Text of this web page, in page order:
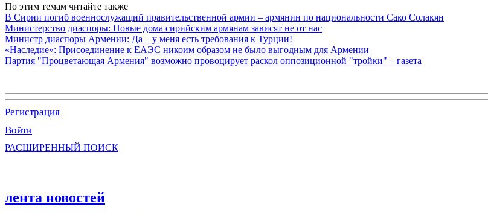
По этим темам читайте также
В Сирии погиб военнослужащий правительственной армии – армянин по национальности Сако Солакян
Министерство диаспоры: Новые дома сирийским армянам зависят не от нас
Министр диаспоры Армении: Да – у меня есть требования к Турции!
«Наследие»: Присоединение к ЕАЭС никоим образом не было выгодным для Армении
Партия "Процветающая Армения" возможно провоцирует раскол оппозиционной "тройки" – газета
Регистрация
Войти
РАСШИРЕННЫЙ ПОИСК
лента новостей